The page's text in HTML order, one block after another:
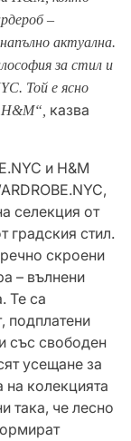
–
актуална.
за стил и
Той е ясно
казва
и H&M
селекция от
градския стил.
скроени
– вълнени
Те са
подплатени
със свободен
усещане за
на колекцията
така, че лесно